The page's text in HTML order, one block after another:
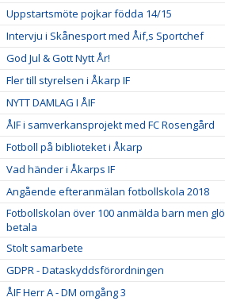
Uppstartsmöte pojkar födda 14/15
Intervju i Skånesport med Åif,s Sportchef
God Jul & Gott Nytt År!
Fler till styrelsen i Åkarp IF
NYTT DAMLAG I ÅIF
ÅIF i samverkansprojekt med FC Rosengård
Fotboll på biblioteket i Åkarp
Vad händer i Åkarps IF
Angående efteranmälan fotbollskola 2018
Fotbollskolan över 100 anmälda barn men
betala
Stolt samarbete
GDPR - Dataskyddsförordningen
ÅIF Herr A - DM omgång 3